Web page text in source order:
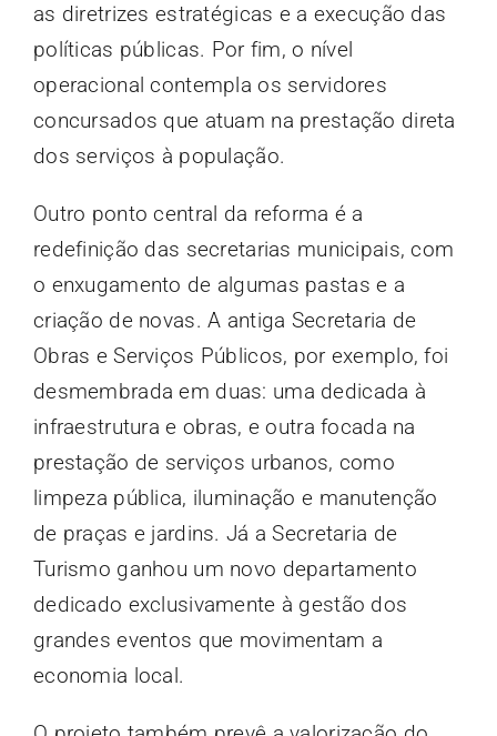
as diretrizes estratégicas e a execução das
políticas públicas. Por fim, o nível
operacional contempla os servidores
concursados que atuam na prestação direta
dos serviços à população.
Outro ponto central da reforma é a
redefinição das secretarias municipais, com
o enxugamento de algumas pastas e a
criação de novas. A antiga Secretaria de
Obras e Serviços Públicos, por exemplo, foi
desmembrada em duas: uma dedicada à
infraestrutura e obras, e outra focada na
prestação de serviços urbanos, como
limpeza pública, iluminação e manutenção
de praças e jardins. Já a Secretaria de
Turismo ganhou um novo departamento
dedicado exclusivamente à gestão dos
grandes eventos que movimentam a
economia local.